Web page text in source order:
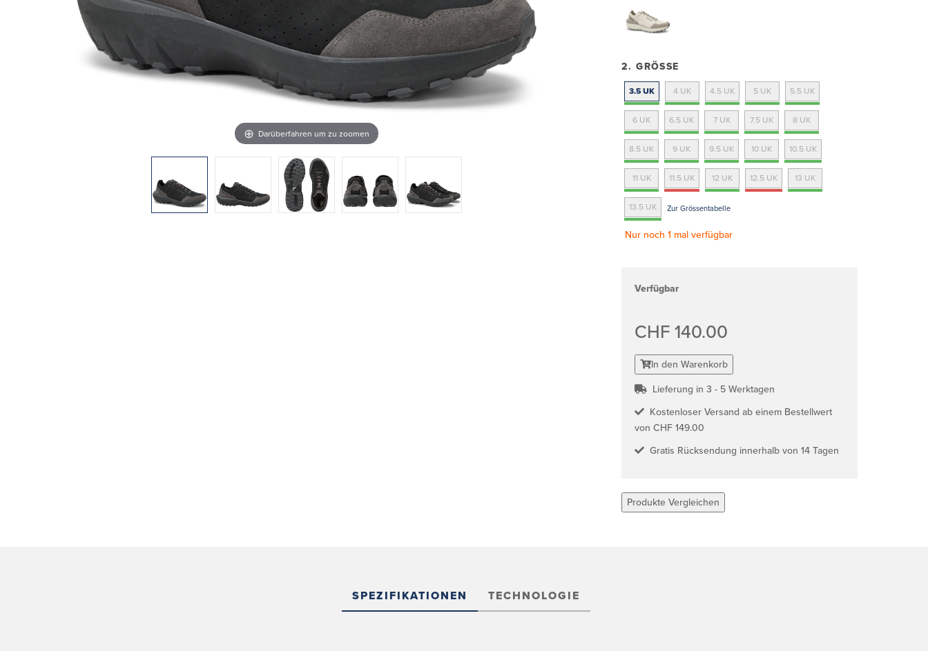
Darüberfahren um zu zoomen
2. GRÖSSE
3.5 UK 4 UK 4.5 UK 5 UK 5.5 UK
6 UK 6.5 UK 7 UK 7.5 UK 8 UK
8.5 UK 9 UK 9.5 UK 10 UK 10.5 UK
11 UK 11.5 UK 12 UK 12.5 UK 13 UK
13.5 UK Zur Grössentabelle
Nur noch 1 mal verfügbar
Verfügbar
CHF 140.00
In den Warenkorb
Lieferung in 3 - 5 Werktagen
Kostenloser Versand ab einem Bestellwert
von CHF 149.00
Gratis Rücksendung innerhalb von 14 Tagen
Produkte Vergleichen
SPEZIFIKATIONEN TECHNOLOGIE